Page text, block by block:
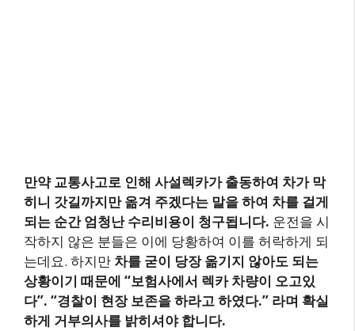
만약 교통사고로 인해 사설렉카가 출동하여 차가 막
히니 갓길까지만 옮겨 주겠다는 말을 하여 차를 걸게
되는 순간 엄청난 수리비용이 청구됩니다. 운전을 시
작하지 않은 분들은 이에 당황하여 이를 허락하게 되
는데요. 하지만 차를 굳이 당장 옮기지 않아도 되는
상황이기 때문에 “보험사에서 렉카 차량이 오고있
다”. “경찰이 현장 보존을 하라고 하였다.” 라며 확실
하게 거부의사를 밝히셔야 합니다.